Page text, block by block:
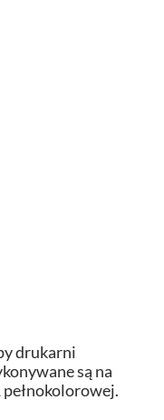
drukarni
są na